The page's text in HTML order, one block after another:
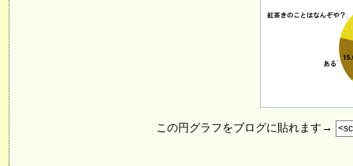
この円グラフをブログに貼れます→